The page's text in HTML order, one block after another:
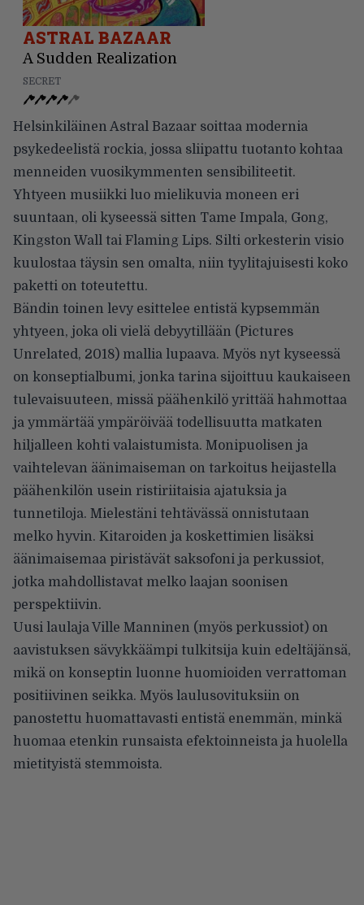
ASTRAL BAZAAR
A Sudden Realization
SECRET
Helsinkiläinen Astral Bazaar soittaa modernia
psykedeelistä rockia, jossa sliipattu tuotanto kohtaa
menneiden vuosikymmenten sensibiliteetit.
Yhtyeen musiikki luo mielikuvia moneen eri
suuntaan, oli kyseessä sitten Tame Impala, Gong,
Kingston Wall tai Flaming Lips. Silti orkesterin visio
kuulostaa täysin sen omalta, niin tyylitajuisesti koko
paketti on toteutettu.
Bändin toinen levy esittelee entistä kypsemmän
yhtyeen, joka oli vielä debyytillään (Pictures
Unrelated, 2018) mallia lupaava. Myös nyt kyseessä
on konseptialbumi, jonka tarina sijoittuu kaukaiseen
tulevaisuuteen, missä päähenkilö yrittää hahmottaa
ja ymmärtää ympäröivää todellisuutta matkaten
hiljalleen kohti valaistumista. Monipuolisen ja
vaihtelevan äänimaiseman on tarkoitus heijastella
päähenkilön usein ristiriitaisia ajatuksia ja
tunnetiloja. Mielestäni tehtävässä onnistutaan
melko hyvin. Kitaroiden ja koskettimien lisäksi
äänimaisemaa piristävät saksofoni ja perkussiot,
jotka mahdollistavat melko laajan soonisen
perspektiivin.
Uusi laulaja Ville Manninen (myös perkussiot) on
aavistuksen sävykkäämpi tulkitsija kuin edeltäjänsä,
mikä on konseptin luonne huomioiden verrattoman
positiivinen seikka. Myös laulusovituksiin on
panostettu huomattavasti entistä enemmän, minkä
huomaa etenkin runsaista efektoinneista ja huolella
mietityistä stemmoista.